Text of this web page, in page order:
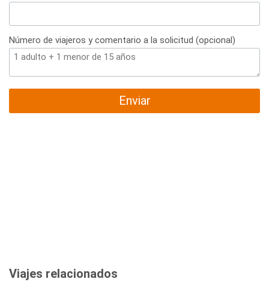
Número de viajeros y comentario a la solicitud (opcional)
Enviar
Viajes relacionados